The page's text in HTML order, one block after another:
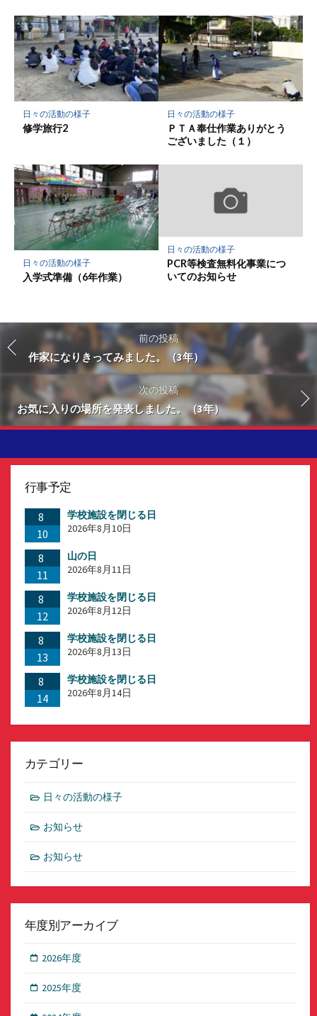
日々の活動の様子
修学旅行2
日々の活動の様子
ＰＴＡ奉仕作業ありがとう
ございました（１）
日々の活動の様子
入学式準備（6年作業）
日々の活動の様子
PCR等検査無料化事業につ
いてのお知らせ
前の投稿
作家になりきってみました。（3年）
次の投稿
お気に入りの場所を発表しました。（3年）
行事予定
8
10
学校施設を閉じる日
2026年8月10日
8
11
山の日
2026年8月11日
8
12
学校施設を閉じる日
2026年8月12日
8
13
学校施設を閉じる日
2026年8月13日
8
14
学校施設を閉じる日
2026年8月14日
カテゴリー
日々の活動の様子
お知らせ
お知らせ
年度別アーカイブ
2026年度
2025年度